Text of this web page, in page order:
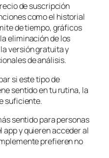
de suscripción
como el historial
de tiempo, gráficos
eliminación de los
versión gratuita y
de análisis.
si este tipo de
sentido en tu rutina, la
suficiente.
sentido para personas
app y quieren acceder al
prefieren no